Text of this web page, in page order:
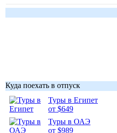
Куда поехать в отпуск
Туры в Египет
от $649
Туры в ОАЭ
от $989